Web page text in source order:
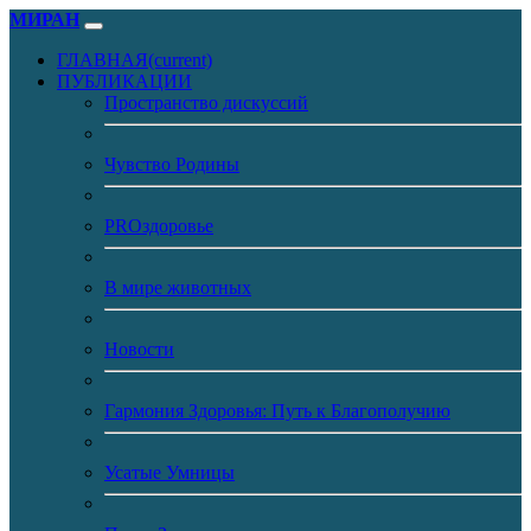
МИРАН
ГЛАВНАЯ(current)
ПУБЛИКАЦИИ
Пространство дискуссий
Чувство Родины
PROздоровье
В мире животных
Новости
Гармония Здоровья: Путь к Благополучию
Усатые Умницы